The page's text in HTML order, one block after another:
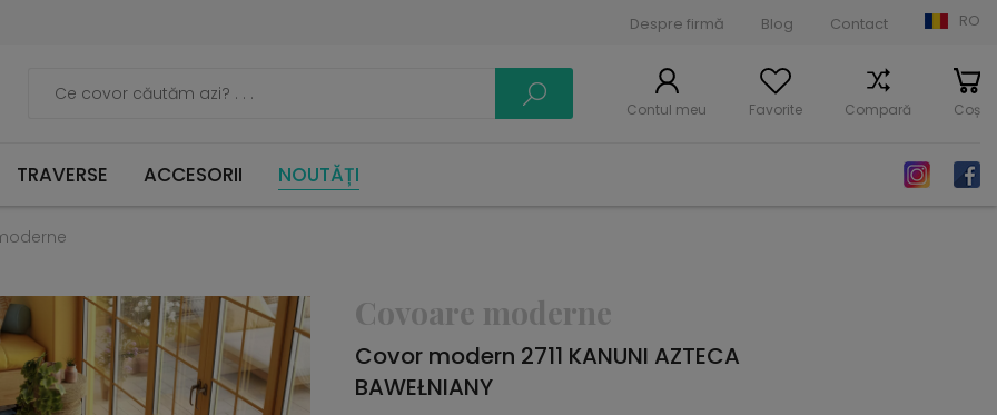
Despre firmă Blog Contact RO
Contul meu Favorite Compară Coș
TRAVERSE ACCESORII NOUTĂȚI
Covoare moderne
Covor modern 2711 KANUNI AZTECA
BAWEŁNIANY